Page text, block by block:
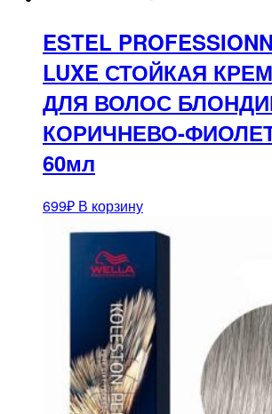
ESTEL
LUXE СТОЙКАЯ
ДЛЯ ВОЛОС
КОРИЧНЕВО-
60мл
699₽ В корзину